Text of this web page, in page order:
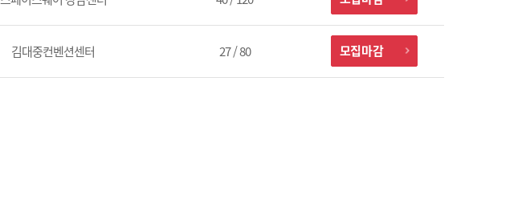
김대중컨벤션센터 27 / 80 모집마감